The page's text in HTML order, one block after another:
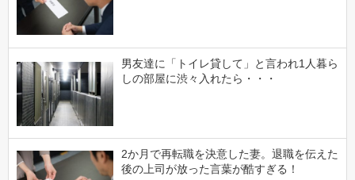
男友達に「トイレ貸して」と言われ1人暮ら
しの部屋に渋々入れたら・・・
2か月で再転職を決意した妻。退職を伝えた
後の上司が放った言葉が酷すぎる！